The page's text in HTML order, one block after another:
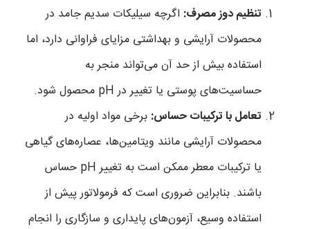
تنظیم دوز مصرف: اگرچه سیلیکات سدیم جامد در
محصولات آرایشی و بهداشتی مزایای فراوانی دارد، اما
استفاده بیش از حد آن می‌تواند منجر به
حساسیت‌های پوستی یا تغییر در pH محصول شود.
تعامل با ترکیبات حساس: برخی مواد اولیه در
محصولات آرایشی مانند ویتامین‌ها، عصاره‌های گیاهی
یا ترکیبات معطر ممکن است به تغییر pH حساس
باشند. بنابراین ضروری است که فرمولاتور پیش از
استفاده وسیع، آزمون‌های پایداری و سازگاری را انجام